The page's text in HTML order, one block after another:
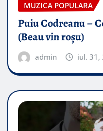
MUZICA POPULARA
Puiu Codreanu –
(Beau vin roșu)
admin iul. 31,